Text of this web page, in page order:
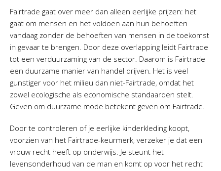
Fairtrade gaat over meer dan alleen eerlijke prijzen: het
gaat om mensen en het voldoen aan hun behoeften
vandaag zonder de behoeften van mensen in de toekomst
in gevaar te brengen. Door deze overlapping leidt Fairtrade
tot een verduurzaming van de sector. Daarom is Fairtrade
een duurzame manier van handel drijven. Het is veel
gunstiger voor het milieu dan niet-Fairtrade, omdat het
zowel ecologische als economische standaarden stelt.
Geven om duurzame mode betekent geven om Fairtrade.
Door te controleren of je eerlijke kinderkleding koopt,
voorzien van het Fairtrade-keurmerk, verzeker je dat een
vrouw recht heeft op onderwijs. Je steunt het
levensonderhoud van de man en komt op voor het recht